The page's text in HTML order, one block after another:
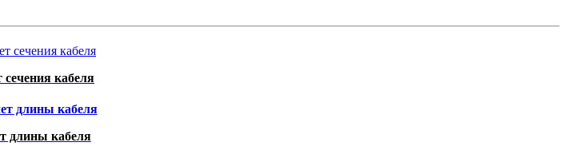
сечения кабеля
длины кабеля